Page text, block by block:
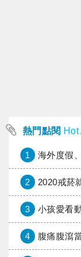
熱門點閱
1 海外度假、就業、
2 2020戒菸就贏
3 小孩愛看動畫
4 腹痛腹瀉當心